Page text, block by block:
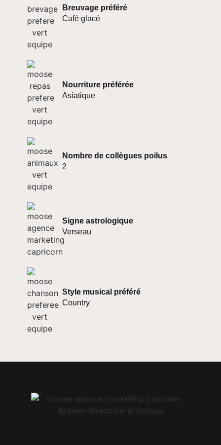
Breuvage préféré
Café glacé
Nourriture préférée
Asiatique
Nombre de collègues poilus
2
Signe astrologique
Verseau
Style musical préféré
Country